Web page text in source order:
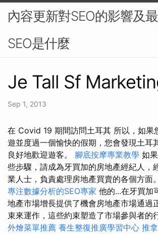
內容更新對SEO的影響及
SEO是什麼
Je Tall Sf
Sep 1, 2013
在 Covid 19 期間訪問土耳其 所以，如果
遊並度過一個愉快的假期，您會發現土耳
良好地歡迎遊客。 腳底按摩專業教學 如
些步驟，請成為牙買加的房地產經紀人，
業人士，負責處理房地產買賣的各個方面。
專注數據分析的SEO專家 他的...在牙買加
地產市場增長提供了機會房地產市場通過
束來運作，這些約束塑造了市場參與者的
外燴菜單推薦 養生整復推廣學習中心 推